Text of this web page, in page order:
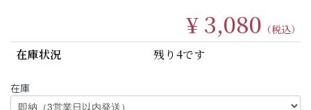
¥ 3,080 （税込）
在庫状況 残り4です
在庫